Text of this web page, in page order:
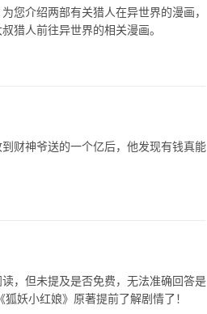
您介绍两部有关猎人在异世界的漫画，
猎人前往异世界的相关漫画。
财神爷送的一个亿后，他发现有钱真能
，但未提及是否免费，无法准确回答是
妖小红娘》原著提前了解剧情了！